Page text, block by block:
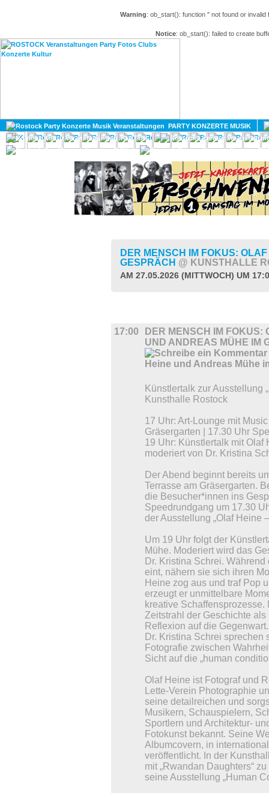
Warning: ob_start(): function '' not found or
Notice: ob_start(): failed to create
PARTY KONZERTE MUSIK
KULTUR
GAY
DER MENSCH IM FOKUS:
GESPRÄCH @ KUNSTHALLE
AM 27.05.2026 (MITTWOCH) UM
17:00
DER MENSCH IM FOKUS:
UND ANDREAS MÜHE IM
Künstlertalk zur Ausstellung
Kunsthalle Rostock
17 Uhr: Art-Lounge mit
Gräsergarten | 17.30 Uhr
19 Uhr: Künstlertalk mit Olaf
moderiert von Dr. Kristina
Der Abend beginnt bereits
Terrasse am Gräsergarten.
die Besucher*innen ins
Speedrundgang um 17.30
der Ausstellung „Olaf Heine
Um 19 Uhr folgt der
Mühe. Moderiert wird das
Dr. Kristina Schrei.
eint, nähern sie sich ihren
Heine zog aus und traf Pop
erzeugt er unmittelbare
kreative
Zeitstrahl der Geschichte
Reflexion auf die
Dr. Kristina Schrei
Fotografie zwischen
Sicht auf die „human
Olaf Heine ist Fotograf und
Lette-Verein Photographie
seine detailreichen und
Musikern, Schauspielern,
Sportlern und Architektur-
Fotokunst bekannt. Seine
Albumcovern, in
veröffentlicht. In der
mit „Rwandan Daughters“
seine Ausstellung „Human